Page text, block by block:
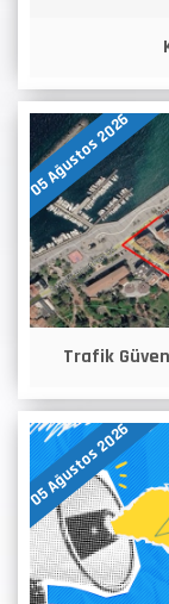
05 Ağustos 2026
Trafik
05 Ağustos 2026